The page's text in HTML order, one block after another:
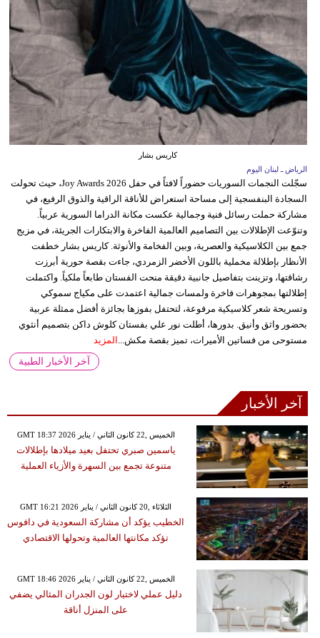
كاريس بشار
الرياض ـ لبنان اليوم
سجّلت النجمات السوريات حضوراً لافتاً في حفل Joy Awards 2026، حيث تحولت
السجادة البنفسجية إلى مساحة استعراض للأناقة الراقية والذوق الرفيع، في
مشاركة حملت رسائل فنية وجمالية عكست مكانة الدراما السورية عربياً.
وتنوّعت الإطلالات بين التصاميم العالمية الفاخرة والابتكارات الجريئة، في مزيج
جمع بين الكلاسيكية والعصرية، وبين الفخامة والأنوثة. كاريس بشار خطفت
الأنظار بإطلالة مخملية باللون الأخضر الزمردي، جاءت بقصة حورية أبرزت
رشاقتها، وتزينت بتفاصيل جانبية دقيقة منحت الفستان طابعاً ملكياً. واكتملت
إطلالتها بمجوهرات فاخرة ولمسات جمالية اعتمدت على مكياج سموكي
وتسريحة شعر كلاسيكية مرفوعة، لتحتفل بفوزها بجائزة أفضل ممثلة عربية
بحضور واثق وأنيق. بدورها، أطلت نور علي بفستان كلوش داكن بتصميم أنثوي
مستوحى من فساتين الأميرات، تميز بقصة مكش... المزيد
آخر الأخبار الطبية
آخر الأخبار
GMT 18:37 2026 الخميس ,22 كانون الثاني / يناير
ياسمين صبري تحتفل بعيد ميلادها بإطلالات
متنوعة تجمع بين السهرة والأزياء العملية
GMT 16:21 2026 الثلاثاء ,20 كانون الثاني / يناير
الخطيب يؤكد أن مشاركة السعودية في دافوس
تؤكد مكانتها العالمية وتحولها الاقتصادي
GMT 18:46 2026 الخميس ,22 كانون الثاني / يناير
دليل عملي لاختيار لون الجدران المثالي يضفي
على المنزل أناقة